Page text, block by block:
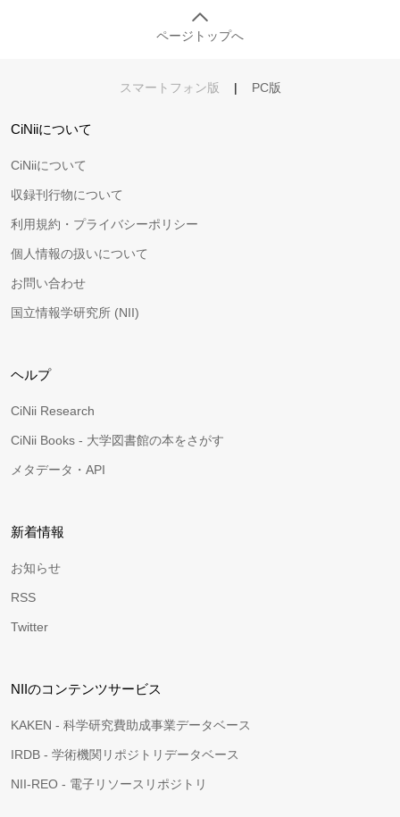
ページトップへ
スマートフォン版 | PC版
CiNiiについて
CiNiiについて
収録刊行物について
利用規約・プライバシーポリシー
個人情報の扱いについて
お問い合わせ
国立情報学研究所 (NII)
ヘルプ
CiNii Research
CiNii Books - 大学図書館の本をさがす
メタデータ・API
新着情報
お知らせ
RSS
Twitter
NIIのコンテンツサービス
KAKEN - 科学研究費助成事業データベース
IRDB - 学術機関リポジトリデータベース
NII-REO - 電子リソースリポジトリ